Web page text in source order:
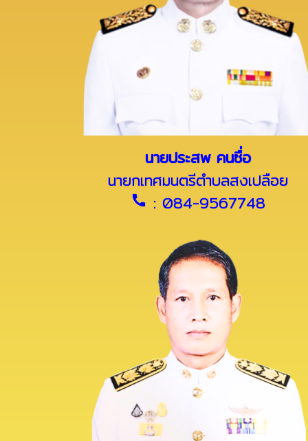
นายประสพ คนซื่อ
นายกเทศมนตรีตำบลสงเปลือย
call : 084-9567748